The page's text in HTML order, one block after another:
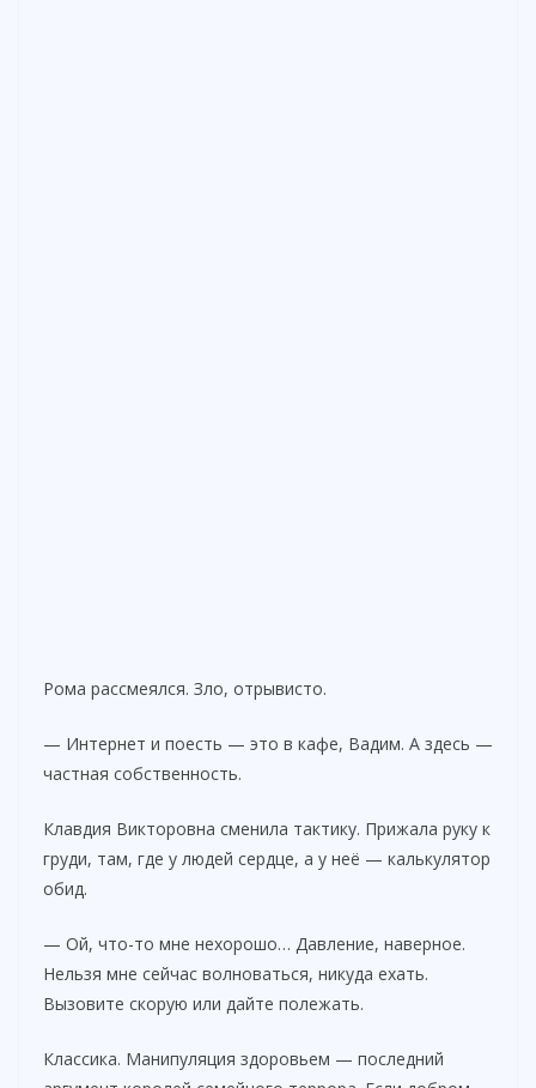
Рома рассмеялся. Зло, отрывисто.
— Интернет и поесть — это в кафе, Вадим. А здесь —
частная собственность.
Клавдия Викторовна сменила тактику. Прижала руку к
груди, там, где у людей сердце, а у неё — калькулятор
обид.
— Ой, что-то мне нехорошо… Давление, наверное.
Нельзя мне сейчас волноваться, никуда ехать.
Вызовите скорую или дайте полежать.
Классика. Манипуляция здоровьем — последний